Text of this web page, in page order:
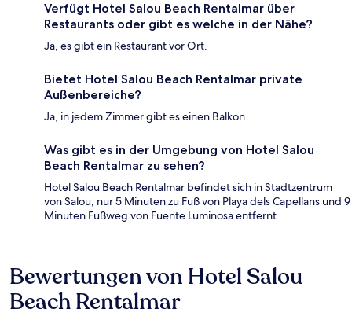
Verfügt Hotel Salou Beach Rentalmar über
Restaurants oder gibt es welche in der Nähe?
Ja, es gibt ein Restaurant vor Ort.
Bietet Hotel Salou Beach Rentalmar private
Außenbereiche?
Ja, in jedem Zimmer gibt es einen Balkon.
Was gibt es in der Umgebung von Hotel Salou
Beach Rentalmar zu sehen?
Hotel Salou Beach Rentalmar befindet sich in Stadtzentrum
von Salou, nur 5 Minuten zu Fuß von Playa dels Capellans und 9
Minuten Fußweg von Fuente Luminosa entfernt.
Bewertungen
Bewertungen von Hotel Salou
Beach Rentalmar